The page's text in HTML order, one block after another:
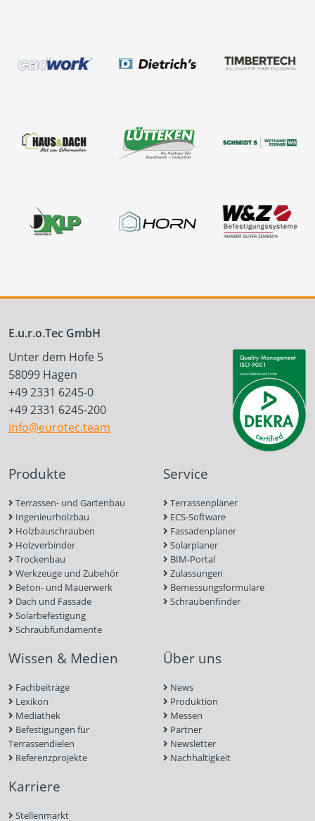
E.u.r.o.Tec GmbH
Unter dem Hofe 5
58099 Hagen
+49 2331 6245-0
+49 2331 6245-200
info@eurotec.team
Produkte
Terrassen- und Gartenbau
Ingenieurholzbau
Holzbauschrauben
Holzverbinder
Trockenbau
Werkzeuge und Zubehör
Beton- und Mauerwerk
Dach und Fassade
Solarbefestigung
Schraubfundamente
Service
Terrassenplaner
ECS-Software
Fassadenplaner
Solarplaner
BIM-Portal
Zulassungen
Bemessungsformulare
Schraubenfinder
Wissen & Medien
Fachbeiträge
Lexikon
Mediathek
Befestigungen für
Terrassendielen
Referenzprojekte
Über uns
News
Produktion
Messen
Partner
Newsletter
Nachhaltigkeit
Karriere
Stellenmarkt